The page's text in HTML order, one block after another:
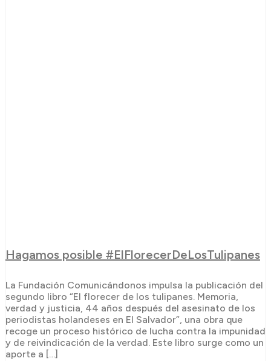
Hagamos posible #ElFlorecerDeLosTulipanes
La Fundación Comunicándonos impulsa la publicación del
segundo libro “El florecer de los tulipanes. Memoria,
verdad y justicia, 44 años después del asesinato de los
periodistas holandeses en El Salvador”, una obra que
recoge un proceso histórico de lucha contra la impunidad
y de reivindicación de la verdad. Este libro surge como un
aporte a […]